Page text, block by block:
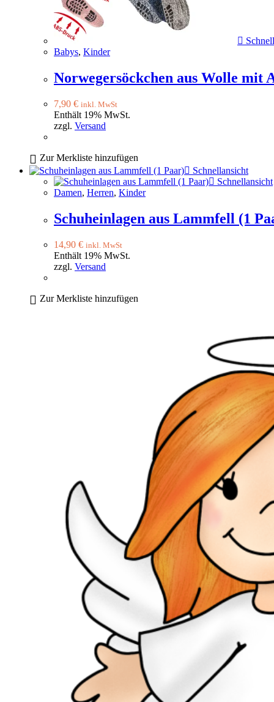
Babys, Kinder
Norwegersöckchen aus Wolle
7,90 € inkl. MwSt
Enthält 19% MwSt.
zzgl. Versand
Zur Merkliste hinzufügen
Schnellansicht
Schnellansicht
Damen, Herren, Kinder
Schuheinlagen aus Lammfell (1
14,90 € inkl. MwSt
Enthält 19% MwSt.
zzgl. Versand
Zur Merkliste hinzufügen